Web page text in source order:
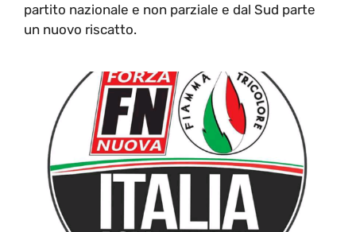
partito nazionale e non parziale e dal Sud parte
un nuovo riscatto.